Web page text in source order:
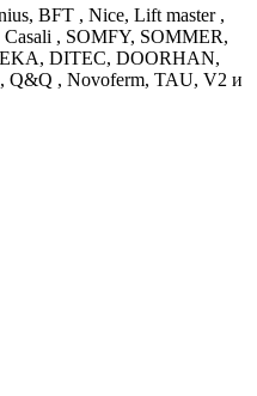
BFT , Nice, Lift master ,
, SOMFY, SOMMER,
DITEC, DOORHAN,
Q&Q , Novoferm, TAU, V2 и